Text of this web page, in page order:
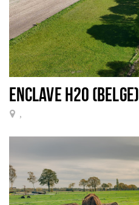
ENCLAVE H20 (BELGE)
,